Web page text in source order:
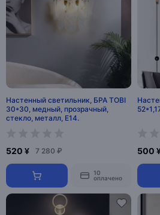
Настенный светильник, БРА TOBI
30*30, медный, прозрачный,
стекло, металл, E14.
520 ¥ 7 280 ₽
10
оплачено
500